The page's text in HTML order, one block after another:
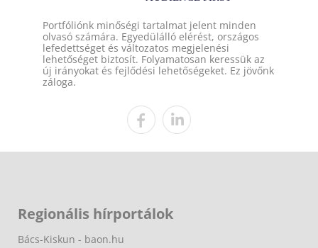
Portfóliónk minőségi tartalmat jelent minden
olvasó számára. Egyedülálló elérést, országos
lefedettséget és változatos megjelenési
lehetőséget biztosít. Folyamatosan keressük az
új irányokat és fejlődési lehetőségeket. Ez jövőnk
záloga.
Regionális hírportálok
Bács-Kiskun - baon.hu